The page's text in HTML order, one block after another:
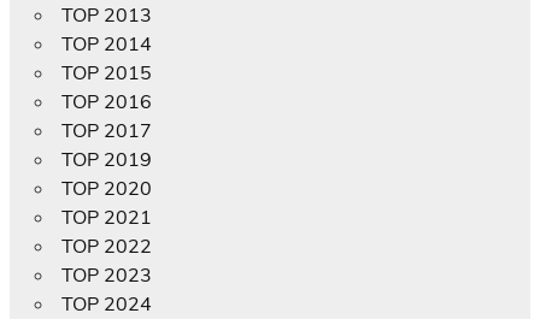
TOP 2013
TOP 2014
TOP 2015
TOP 2016
TOP 2017
TOP 2019
TOP 2020
TOP 2021
TOP 2022
TOP 2023
TOP 2024